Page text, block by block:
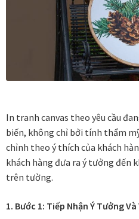
Bộ sưu tập tranh
Bộ sưu tập Mã Vương – Quà
Chính Sách Đổi Trả
Chính sách đổi trả hàng
Đăng ký thành viên
In tranh canvas theo yêu cầu
biến, không chỉ bởi tính thẩm
chỉnh theo ý thích của khách
khách hàng đưa ra ý tưởng đến
trên tường.
1. Bước 1: Tiếp Nhận Ý Tưởng